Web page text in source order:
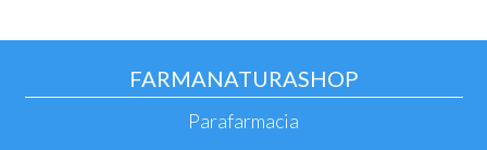
FARMANATURASHOP
Parafarmacia